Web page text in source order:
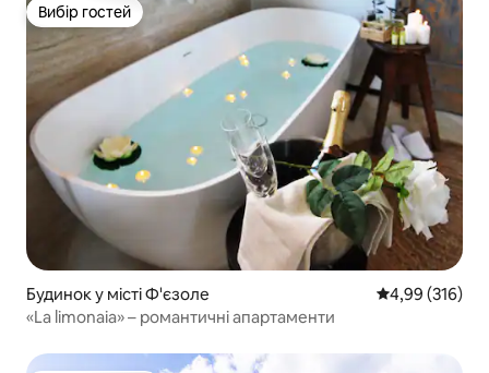
Вибір гостей
Вибір гостей
Будинок у місті Ф'єзоле Середня
4,99 (316)
«La limonaia» – романтичні апартаменти